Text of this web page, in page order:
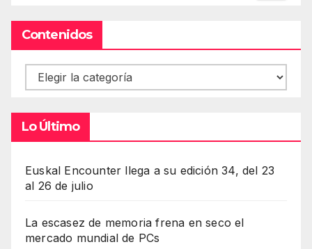
Contenidos
Contenidos
Lo Último
Euskal Encounter llega a su edición 34, del 23
al 26 de julio
La escasez de memoria frena en seco el
mercado mundial de PCs